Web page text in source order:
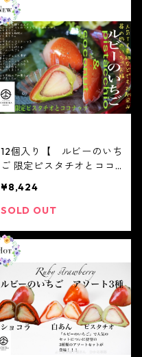
りがとう ２０２１ s
pring 春 イチゴ 大
福 フルーツ大福 お取り
寄せ テレビで話題
12個入り【 ルビーのいち
ご 限定ピスタチオとココ
ビで話題3/16ノンストップ
放送されました！※配送日
ックス いちご DAIFUK
U ありがとう ２
０２１ spring 春 イチ
ゴ 大福 フルーツ大福
お取り寄せ テレビで話題
¥8,424
SOLD OUT